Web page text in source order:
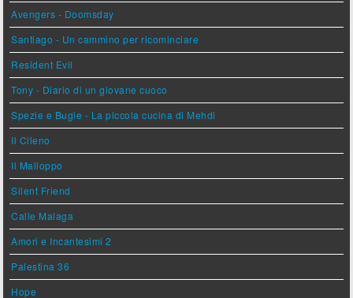
Avengers - Doomsday
Santiago - Un cammino per ricominciare
Resident Evil
Tony - Diario di un giovane cuoco
Spezie e Bugie - La piccola cucina di Mehdi
Il Cileno
Il Malloppo
Silent Friend
Calle Malaga
Amori e Incantesimi 2
Palestina 36
Hope